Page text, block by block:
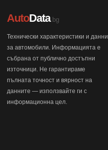
AutoData.bg
Технически характеристики и данни
за автомобили. Информацията е
събрана от публично достъпни
източници. Не гарантираме
пълната точност и вярност на
данните — използвайте ги с
информационна цел.